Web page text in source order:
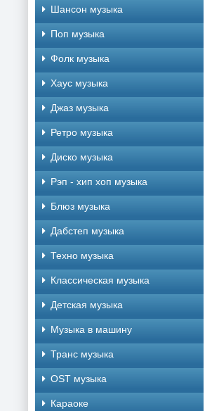
Шансон музыка
Поп музыка
Фолк музыка
Хаус музыка
Джаз музыка
Ретро музыка
Диско музыка
Рэп - хип хоп музыка
Блюз музыка
Дабстеп музыка
Техно музыка
Классическая музыка
Детская музыка
Музыка в машину
Транс музыка
OST музыка
Караоке